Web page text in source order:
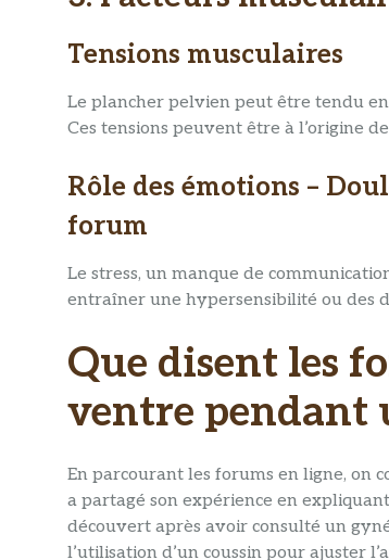
Tensions musculaires
Le plancher pelvien peut être tendu en
Ces tensions peuvent être à l’origine
Rôle des émotions –
forum
Le stress, un manque de
entraîner une hypersensibilité ou des
Que disent les
ventre pendant
En parcourant les forums en ligne, on
a partagé son expérience en
découvert après avoir consulté un
l’utilisation d’un coussin pour ajuster